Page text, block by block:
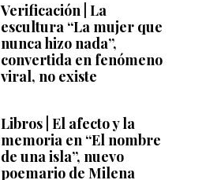
Verificación | La
escultura “La mujer que
nunca hizo nada”,
convertida en fenómeno
viral, no existe
Libros | El afecto y la
memoria en “El nombre
de una isla”, nuevo
poemario de Milena